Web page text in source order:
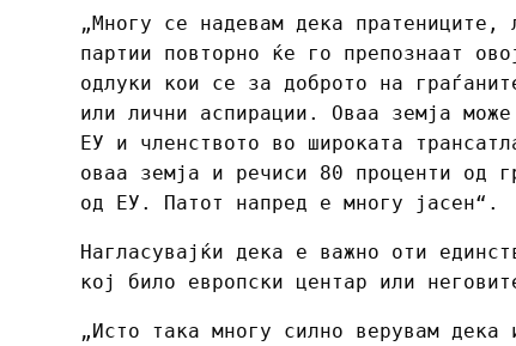
„Многу се надевам дека пратениците,
партии повторно ќе го препознаат
одлуки кои се за доброто на
или лични аспирации. Оваа земја
ЕУ и членството во широката
оваа земја и речиси 80 проценти од
од ЕУ. Патот напред е многу јасен“.
Нагласувајќи дека е важно оти
кој било европски центар или
„Исто така многу силно верувам дека